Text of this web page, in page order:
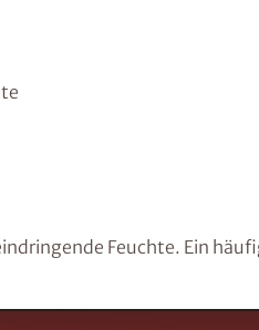
Feuchte. Ein